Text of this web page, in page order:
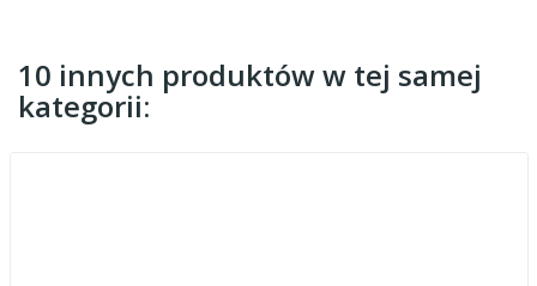
10 innych produktów w tej samej
kategorii: